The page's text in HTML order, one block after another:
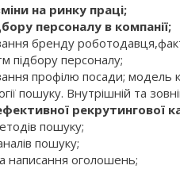
на ринку праці;
персоналу в компанії;
бренду
підбору персоналу;
профілю посади; модель
пошуку. Внутрішній та
рекрутингової
пошуку;
пошуку;
написання оголошень;